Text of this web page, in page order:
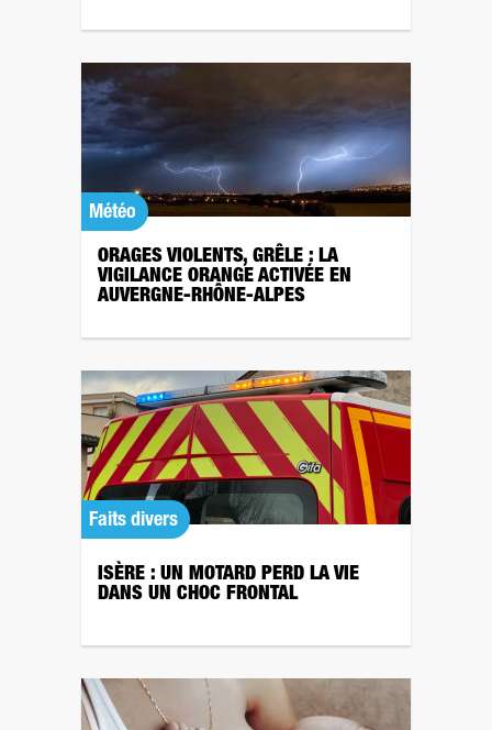
Météo
ORAGES VIOLENTS, GRÊLE : LA
VIGILANCE ORANGE ACTIVÉE EN
AUVERGNE-RHÔNE-ALPES
Faits divers
ISÈRE : UN MOTARD PERD LA VIE
DANS UN CHOC FRONTAL